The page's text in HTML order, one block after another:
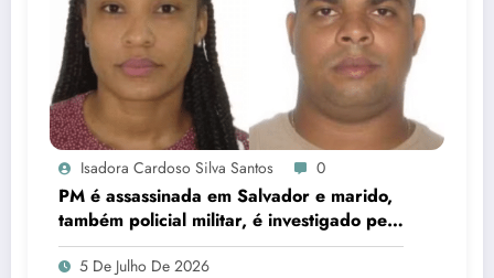
Isadora Cardoso Silva Santos 0
PM é assassinada em Salvador e marido,
também policial militar, é investigado pelo
crime
5 De Julho De 2026